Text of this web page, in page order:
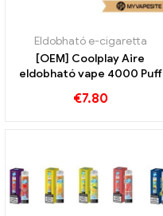
Eldobható e-cigaretta
[OEM] Coolplay Aire
eldobható vape 4000 Puff
€7.80